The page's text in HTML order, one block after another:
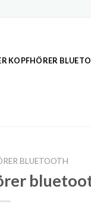
KOPFHÖRER
BLUETOOTH